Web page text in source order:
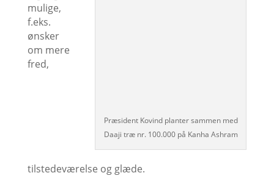
Præsident Kovind planter sammen med
Daaji træ nr. 100.000 på Kanha Ashram
mulige,
f.eks.
ønsker
om mere
fred,
tilstedeværelse og glæde.